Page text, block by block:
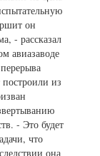
он
- рассказал
авиазаводе
из
- Это будет
что
она